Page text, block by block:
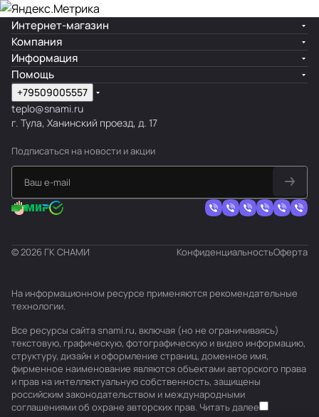
Интернет-магазин
Компания
Информация
Помощь
+79509005557
teplo@snami.ru
г. Тула, Ханинский проезд, д. 17
Подписаться на новости и акции
© 2026 ГК СНАМИ КонфиденциальностьОферта
На информационном ресурсе применяются рекомендательные
технологии.
Все ресурсы сайта snami.ru, включая (но не ограничиваясь)
текстовую, графическую, фотографическую и видео информацию,
структуру, дизайн и оформление страниц, доменное имя,
фирменное наименование являются объектами авторского права
и прав на интеллектуальную собственность, защищены
российским законодательством и международными
соглашениями об охране авторских прав. Читать далее